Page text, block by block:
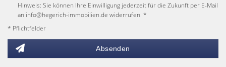
Hinweis: Sie können Ihre Einwilligung jederzeit für die Zukunft per E-Mail
an info@hegerich-immobilien.de widerrufen. *
* Pflichtfelder
Absenden